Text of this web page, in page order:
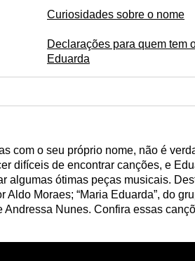
Curiosidades sobre o nome
Declarações para quem tem
Eduarda
com o seu próprio nome, não é
difíceis de encontrar canções, e
algumas ótimas peças musicais.
Aldo Moraes; “Maria Eduarda”, do
Andressa Nunes. Confira essas